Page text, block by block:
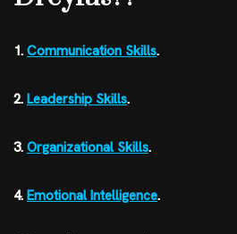
1. Communication Skills.
2. Leadership Skills.
3. Organizational Skills.
4. Emotional Intelligence.